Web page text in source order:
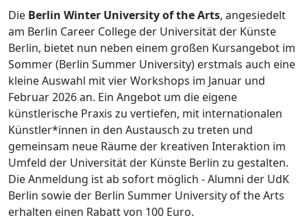
Die Berlin Winter University of the Arts, angesiedelt
am Berlin Career College der Universität der Künste
Berlin, bietet nun neben einem großen Kursangebot im
Sommer (Berlin Summer University) erstmals auch eine
kleine Auswahl mit vier Workshops im Januar und
Februar 2026 an. Ein Angebot um die eigene
künstlerische Praxis zu vertiefen, mit internationalen
Künstler*innen in den Austausch zu treten und
gemeinsam neue Räume der kreativen Interaktion im
Umfeld der Universität der Künste Berlin zu gestalten.
Die Anmeldung ist ab sofort möglich - Alumni der UdK
Berlin sowie der Berlin Summer University of the Arts
erhalten einen Rabatt von 100 Euro.